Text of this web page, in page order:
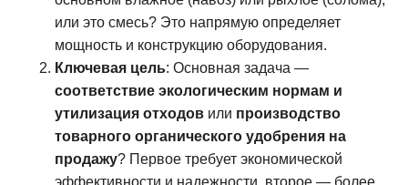
или это смесь? Это напрямую определяет
мощность и конструкцию оборудования.
Ключевая цель: Основная задача —
соответствие экологическим нормам и
утилизация отходов или производство
товарного органического удобрения на
продажу? Первое требует экономической
эффективности и надежности, второе — более